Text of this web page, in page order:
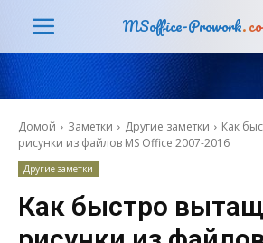
MSoffice-Prowork
Домой Заметки Другие заметки
Как
рисунки из файлов MS Office 2007-2016
Другие заметки
Как быстро